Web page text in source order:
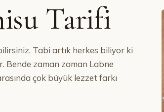
Tarifi
Tabi artık herkes biliyor ki
Bende zaman zaman Labne
çok büyük lezzet farkı